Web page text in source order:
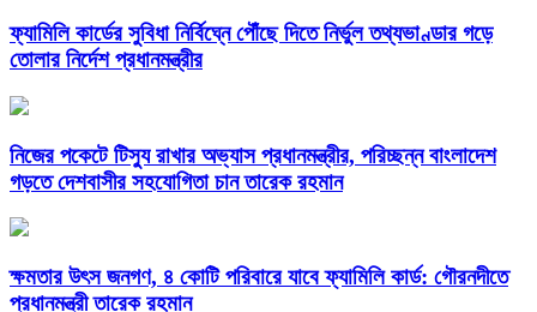
ফ্যামিলি কার্ডের সুবিধা নির্বিঘ্নে পৌঁছে দিতে নির্ভুল তথ্যভাণ্ডার গড়ে
তোলার নির্দেশ প্রধানমন্ত্রীর
নিজের পকেটে টিস্যু রাখার অভ্যাস প্রধানমন্ত্রীর, পরিচ্ছন্ন বাংলাদেশ
গড়তে দেশবাসীর সহযোগিতা চান তারেক রহমান
ক্ষমতার উৎস জনগণ, ৪ কোটি পরিবারে যাবে ফ্যামিলি কার্ড: গৌরনদীতে
প্রধানমন্ত্রী তারেক রহমান